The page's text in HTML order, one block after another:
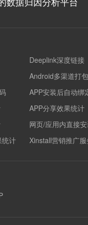
Deeplink深度链接
Android多渠道打包
APP安装后自动绑
APP分享效果统计
网页/应用内直接
统计
Xinstall营销推广